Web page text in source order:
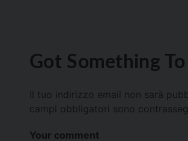
Got Something To
Il tuo indirizzo email non sarà
campi obbligatori sono
Your comment